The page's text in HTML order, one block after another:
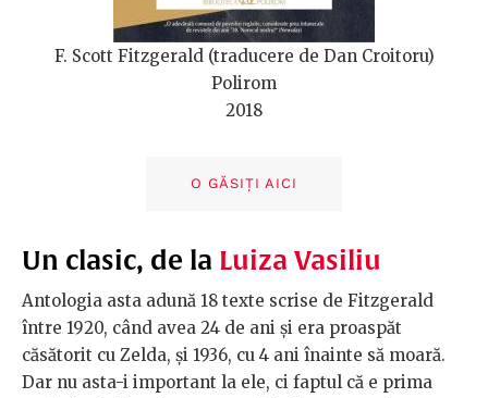
F. Scott Fitzgerald (traducere de Dan Croitoru)
Polirom
2018
O GĂSIȚI AICI
Un clasic, de la Luiza Vasiliu
Antologia asta adună 18 texte scrise de Fitzgerald
între 1920, când avea 24 de ani și era proaspăt
căsătorit cu Zelda, și 1936, cu 4 ani înainte să moară.
Dar nu asta-i important la ele, ci faptul că e prima